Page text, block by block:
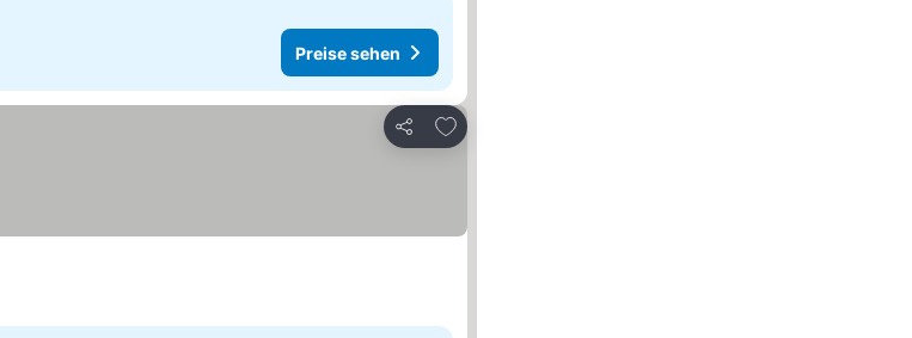
Preise sehen
Teilen
Zu Favoriten hinzufügen